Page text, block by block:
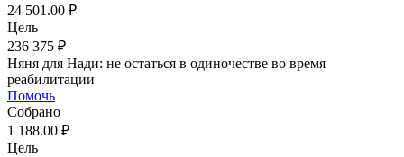
24 501.00 ₽
Цель
236 375 ₽
Няня для Нади: не остаться в одиночестве во время
реабилитации
Помочь
Собрано
1 188.00 ₽
Цель